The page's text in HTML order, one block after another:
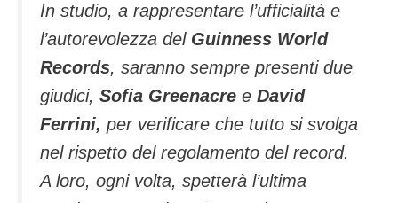
In studio, a rappresentare l’ufficialità e
l’autorevolezza delGuinness World
Records, saranno sempre presenti due
giudici, Sofia Greenacre e David
Ferrini, per verificare che tutto si svolga
nel rispetto del regolamento del record.
A loro, ogni volta, spetterà l’ultima